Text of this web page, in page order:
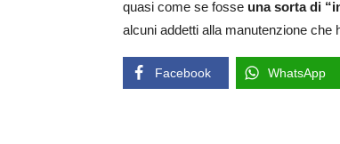
quasi come se fosse una sorta di
alcuni addetti alla manutenzione che
Facebook WhatsApp